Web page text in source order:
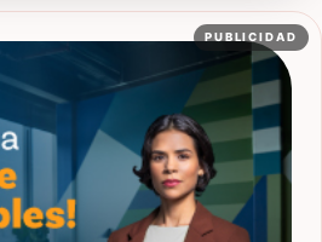
PUBLICIDAD